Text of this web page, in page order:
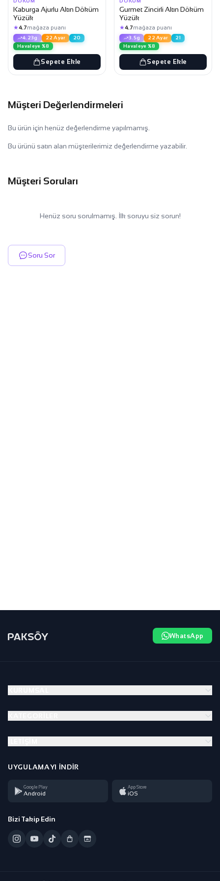
Kaburga Ajurlu Altın Döküm
Yüzük
★4.7mağaza puanı
4.23g 22 Ayar
20
Havaleye %8
Sepete Ekle
Gurmet Zincirli Altın Döküm
Yüzük
★4.7mağaza puanı
3.5g 22 Ayar
21
Havaleye %8
Sepete Ekle
Müşteri Değerlendirmeleri
Bu ürün için henüz değerlendirme yapılmamış.
Bu ürünü satın alan müşterilerimiz değerlendirme yazabilir.
Müşteri Soruları
Henüz soru sorulmamış. İlk soruyu siz sorun!
Soru Sor
WhatsApp
UYGULAMAYI İNDIR
Google Play
Android
App Store
iOS
Bizi Takip Edin